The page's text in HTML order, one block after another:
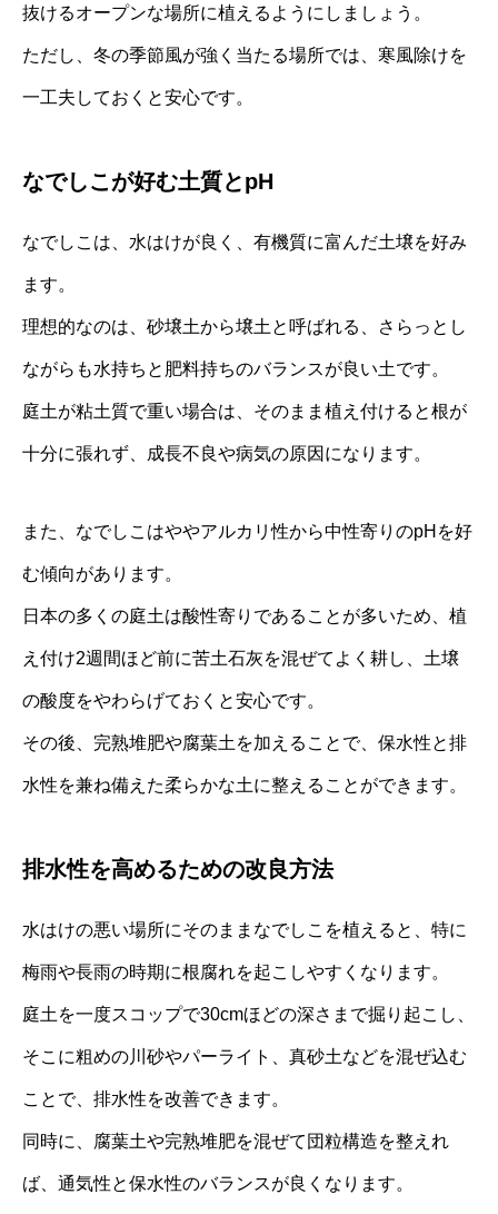
抜けるオープンな場所に植えるようにしましょう。
ただし、冬の季節風が強く当たる場所では、寒風除けを
一工夫しておくと安心です。
なでしこが好む土質とpH
なでしこは、水はけが良く、有機質に富んだ土壌を好み
ます。
理想的なのは、砂壌土から壌土と呼ばれる、さらっとし
ながらも水持ちと肥料持ちのバランスが良い土です。
庭土が粘土質で重い場合は、そのまま植え付けると根が
十分に張れず、成長不良や病気の原因になります。
また、なでしこはややアルカリ性から中性寄りのpHを好
む傾向があります。
日本の多くの庭土は酸性寄りであることが多いため、植
え付け2週間ほど前に苦土石灰を混ぜてよく耕し、土壌
の酸度をやわらげておくと安心です。
その後、完熟堆肥や腐葉土を加えることで、保水性と排
水性を兼ね備えた柔らかな土に整えることができます。
排水性を高めるための改良方法
水はけの悪い場所にそのままなでしこを植えると、特に
梅雨や長雨の時期に根腐れを起こしやすくなります。
庭土を一度スコップで30cmほどの深さまで掘り起こし、
そこに粗めの川砂やパーライト、真砂土などを混ぜ込む
ことで、排水性を改善できます。
同時に、腐葉土や完熟堆肥を混ぜて団粒構造を整えれ
ば、通気性と保水性のバランスが良くなります。